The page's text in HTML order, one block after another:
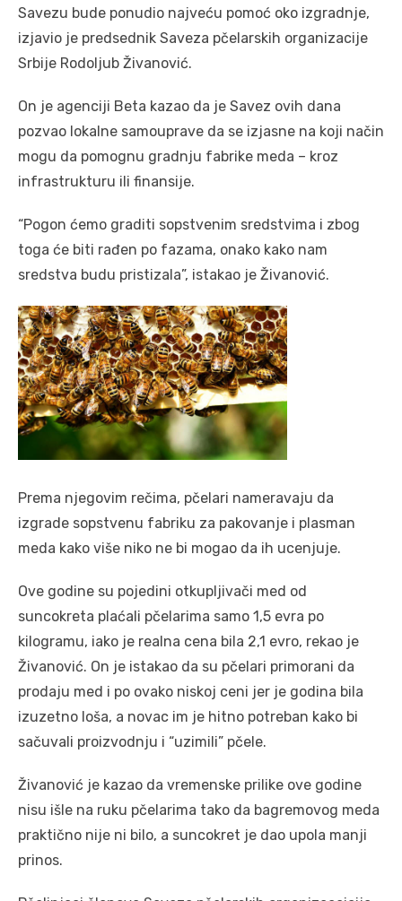
Savezu bude ponudio najveću pomoć oko izgradnje,
izjavio je predsednik Saveza pčelarskih organizacije
Srbije Rodoljub Živanović.
On je agenciji Beta kazao da je Savez ovih dana
pozvao lokalne samouprave da se izjasne na koji način
mogu da pomognu gradnju fabrike meda – kroz
infrastrukturu ili finansije.
“Pogon ćemo graditi sopstvenim sredstvima i zbog
toga će biti rađen po fazama, onako kako nam
sredstva budu pristizala”, istakao je Živanović.
Prema njegovim rečima, pčelari nameravaju da
izgrade sopstvenu fabriku za pakovanje i plasman
meda kako više niko ne bi mogao da ih ucenjuje.
Ove godine su pojedini otkupljivači med od
suncokreta plaćali pčelarima samo 1,5 evra po
kilogramu, iako je realna cena bila 2,1 evro, rekao je
Živanović. On je istakao da su pčelari primorani da
prodaju med i po ovako niskoj ceni jer je godina bila
izuzetno loša, a novac im je hitno potreban kako bi
sačuvali proizvodnju i “uzimili” pčele.
Živanović je kazao da vremenske prilike ove godine
nisu išle na ruku pčelarima tako da bagremovog meda
praktično nije ni bilo, a suncokret je dao upola manji
prinos.